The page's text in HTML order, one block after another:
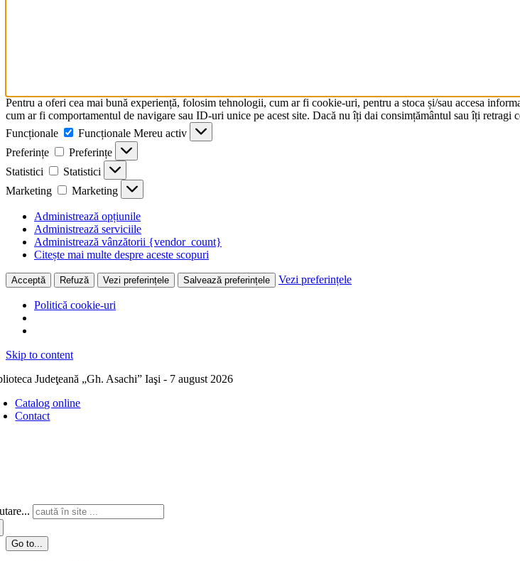
Pentru a oferi cea mai bună experiență, folosim tehnologii, cum ar fi cookie-uri, pentru a stoca și/sau accesa
cum ar fi comportamentul de navigare sau ID-uri unice pe acest site. Dacă nu îți dai consimțământul sau îți
Funcționale
Funcționale Mereu activ
Preferințe
Preferințe
Statistici
Statistici
Marketing
Marketing
Administrează opțiunile
Administrează serviciile
Administrează vânzătorii {vendor_count}
Citește mai multe despre aceste scopuri
Acceptă Refuză Vezi preferințele Salvează preferințele Vezi preferințele
Politică cookie-uri
Skip to content
Judeţeană „Gh. Asachi” Iaşi - 7 august 2026
Catalog online
Contact
Go to...